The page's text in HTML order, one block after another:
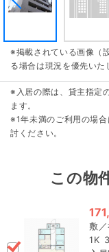
※掲載されている画像（
る場合は現況を優先いた
※入居の際は、貸主指定
ます。
※1年未満のご利用の場合
討ください。
この物
1K